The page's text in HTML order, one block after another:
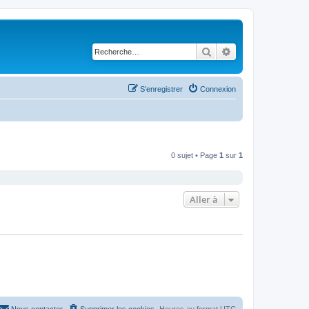
Rechercher
Connexion
S’enregistrer
0 sujet • Page 1 sur 1
Aller à